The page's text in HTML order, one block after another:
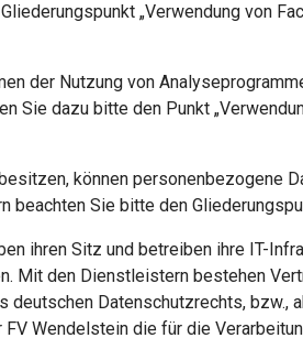
„Verwendung von
der Nutzung von
dazu bitte den Punkt
können personenbezogene
Sie bitte den
ihren Sitz und betreiben ihre IT-
Mit den Dienstleistern bestehen
Datenschutzrechts, bzw.,
Wendelstein die für die